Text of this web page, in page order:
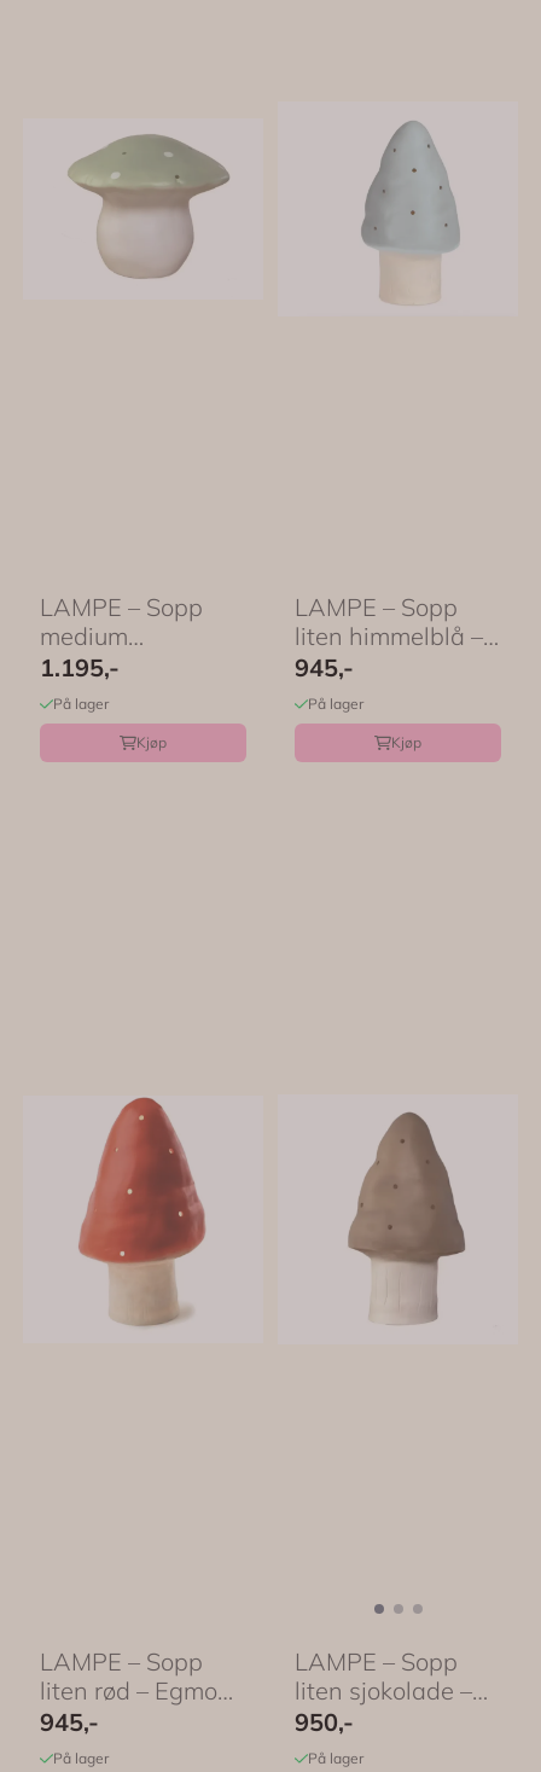
LAMPE – Sopp
medium
salviegrønn –
Egmont Toys
1.195,-
På lager
Kjøp
LAMPE – Sopp
liten himmelblå –
Egmont Toys
945,-
På lager
Kjøp
LAMPE – Sopp
liten rød – Egmont
Toys
945,-
På lager
LAMPE – Sopp
liten sjokolade –
Egmont Toys
950,-
På lager